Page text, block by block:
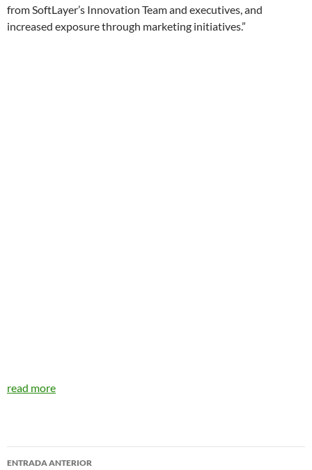
from SoftLayer’s Innovation Team and executives, and
increased exposure through marketing initiatives.”
read more
Navegador
ENTRADA ANTERIOR